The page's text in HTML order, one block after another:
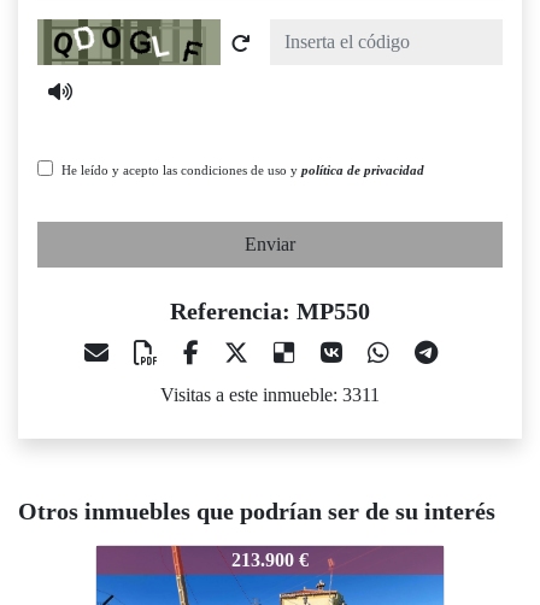
Captcha
He leído y acepto las condiciones de uso y política de privacidad
Enviar
Referencia: MP550
Visitas a este inmueble: 3311
Otros inmuebles que podrían ser de su interés
213.900 € 214.000 €